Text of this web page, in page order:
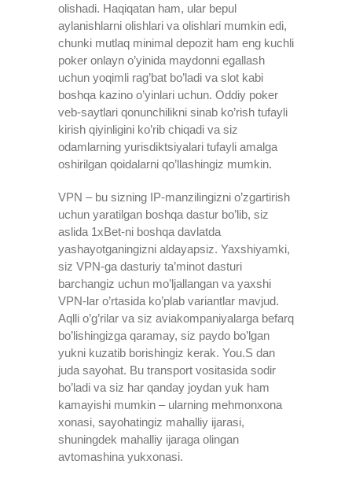
olishadi. Haqiqatan ham, ular bepul
aylanishlarni olishlari va olishlari mumkin edi,
chunki mutlaq minimal depozit ham eng kuchli
poker onlayn o’yinida maydonni egallash
uchun yoqimli rag’bat bo’ladi va slot kabi
boshqa kazino o’yinlari uchun. Oddiy poker
veb-saytlari qonunchilikni sinab ko’rish tufayli
kirish qiyinligini ko’rib chiqadi va siz
odamlarning yurisdiktsiyalari tufayli amalga
oshirilgan qoidalarni qo’llashingiz mumkin.
VPN – bu sizning IP-manzilingizni o’zgartirish
uchun yaratilgan boshqa dastur bo’lib, siz
aslida 1xBet-ni boshqa davlatda
yashayotganingizni aldayapsiz. Yaxshiyamki,
siz VPN-ga dasturiy ta’minot dasturi
barchangiz uchun mo’ljallangan va yaxshi
VPN-lar o’rtasida ko’plab variantlar mavjud.
Aqlli o’g’rilar va siz aviakompaniyalarga befarq
bo’lishingizga qaramay, siz paydo bo’lgan
yukni kuzatib borishingiz kerak. You.S dan
juda sayohat. Bu transport vositasida sodir
bo’ladi va siz har qanday joydan yuk ham
kamayishi mumkin – ularning mehmonxona
xonasi, sayohatingiz mahalliy ijarasi,
shuningdek mahalliy ijaraga olingan
avtomashina yukxonasi.